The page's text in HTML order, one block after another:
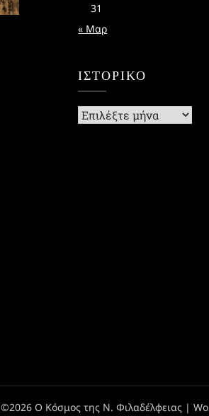
31
« Μαρ
ΙΣΤΟΡΙΚΌ
Ιστορικό
©2026 Ο Κόσμος της Ν. Φιλαδέλφειας |